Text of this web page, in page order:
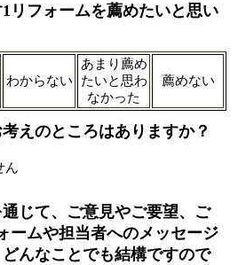
リフォームを薦めたいと思い
わからない
あまり薦め
たいと思わ
なかった
薦めない
えのところはありますか？
ん
じて、ご意見やご要望、ご
ームや担当者へのメッセージ
んなことでも結構ですので